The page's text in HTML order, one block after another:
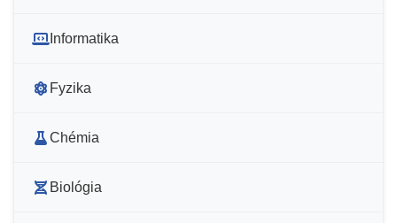
Informatika
Fyzika
Chémia
Biológia